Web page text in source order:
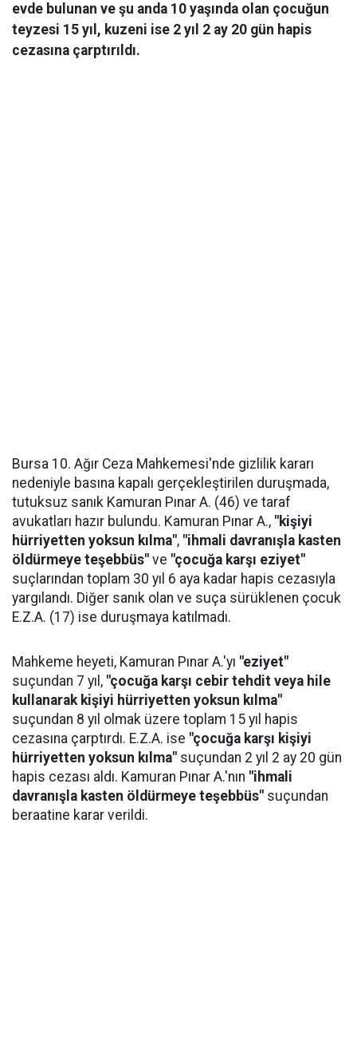
evde bulunan ve şu anda 10 yaşında olan çocuğun
teyzesi 15 yıl, kuzeni ise 2 yıl 2 ay 20 gün hapis
cezasına çarptırıldı.
Bursa 10. Ağır Ceza Mahkemesi'nde gizlilik kararı
nedeniyle basına kapalı gerçekleştirilen duruşmada,
tutuksuz sanık Kamuran Pınar A. (46) ve taraf
avukatları hazır bulundu. Kamuran Pınar A., "kişiyi
hürriyetten yoksun kılma", "ihmali davranışla kasten
öldürmeye teşebbüs" ve "çocuğa karşı eziyet"
suçlarından toplam 30 yıl 6 aya kadar hapis cezasıyla
yargılandı. Diğer sanık olan ve suça sürüklenen çocuk
E.Z.A. (17) ise duruşmaya katılmadı.
Mahkeme heyeti, Kamuran Pınar A.'yı "eziyet"
suçundan 7 yıl, "çocuğa karşı cebir tehdit veya hile
kullanarak kişiyi hürriyetten yoksun kılma"
suçundan 8 yıl olmak üzere toplam 15 yıl hapis
cezasına çarptırdı. E.Z.A. ise "çocuğa karşı kişiyi
hürriyetten yoksun kılma" suçundan 2 yıl 2 ay 20 gün
hapis cezası aldı. Kamuran Pınar A.'nın "ihmali
davranışla kasten öldürmeye teşebbüs" suçundan
beraatine karar verildi.